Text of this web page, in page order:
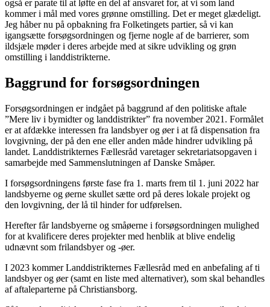
også er parate til at løfte en del af ansvaret for, at vi som land
kommer i mål med vores grønne omstilling. Det er meget glædeligt.
Jeg håber nu på opbakning fra Folketingets partier, så vi kan
igangsætte forsøgsordningen og fjerne nogle af de barrierer, som
ildsjæle møder i deres arbejde med at sikre udvikling og grøn
omstilling i landdistrikterne.
Baggrund for forsøgsordningen
Forsøgsordningen er indgået på baggrund af den politiske aftale
”Mere liv i bymidter og landdistrikter” fra november 2021. Formålet
er at afdække interessen fra landsbyer og øer i at få dispensation fra
lovgivning, der på den ene eller anden måde hindrer udvikling på
landet. Landdistrikternes Fællesråd varetager sekretariatsopgaven i
samarbejde med Sammenslutningen af Danske Småøer.
I forsøgsordningens første fase fra 1. marts frem til 1. juni 2022 har
landsbyerne og øerne skullet sætte ord på deres lokale projekt og
den lovgivning, der lå til hinder for udførelsen.
Herefter får landsbyerne og småøerne i forsøgsordningen mulighed
for at kvalificere deres projekter med henblik at blive endelig
udnævnt som frilandsbyer og -øer.
I 2023 kommer Landdistrikternes Fællesråd med en anbefaling af ti
landsbyer og øer (samt en liste med alternativer), som skal behandles
af aftaleparterne på Christiansborg.